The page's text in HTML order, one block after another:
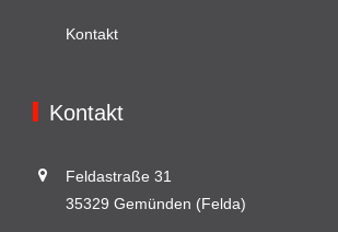
Kontakt
Kontakt
Feldastraße 31
35329 Gemünden (Felda)